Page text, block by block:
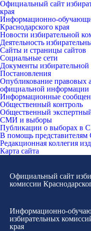
Официальный сайт
края
Информационно-
Краснодарского края
Новости избирательной
Деятельность
Сайты и страницы сайтов
Социальные сети
Документы избирательной
Постановления
Опубликование правовых
официальной информации
Информационные
Общественный контроль
Общественный
СМИ и выборы
Публикации о выборах в
В помощь
Редакционная коллегия
Карта сайта
Официальный сайт
комиссии
Информационно-
избирательных
края